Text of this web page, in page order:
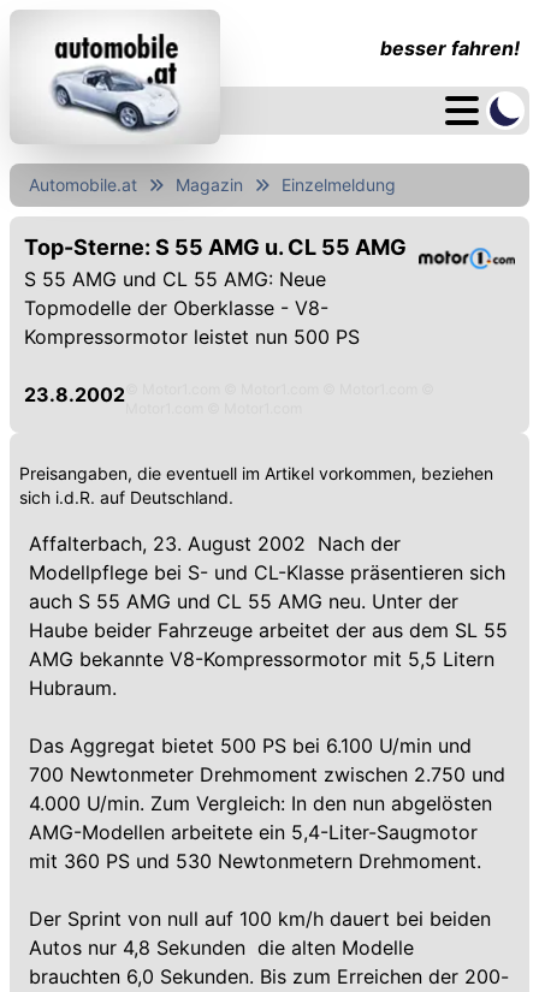
besser fahren!
Automobile.at Magazin Einzelmeldung
Top-Sterne: S 55 AMG u. CL 55 AMG
S 55 AMG und CL 55 AMG: Neue
Topmodelle der Oberklasse - V8-
Kompressormotor leistet nun 500 PS
23.8.2002
Preisangaben, die eventuell im Artikel vorkommen, beziehen
sich i.d.R. auf Deutschland.
Affalterbach, 23. August 2002  Nach der
Modellpflege bei S- und CL-Klasse präsentieren sich
auch S 55 AMG und CL 55 AMG neu. Unter der
Haube beider Fahrzeuge arbeitet der aus dem SL 55
AMG bekannte V8-Kompressormotor mit 5,5 Litern
Hubraum.
Das Aggregat bietet 500 PS bei 6.100 U/min und
700 Newtonmeter Drehmoment zwischen 2.750 und
4.000 U/min. Zum Vergleich: In den nun abgelösten
AMG-Modellen arbeitete ein 5,4-Liter-Saugmotor
mit 360 PS und 530 Newtonmetern Drehmoment.
Der Sprint von null auf 100 km/h dauert bei beiden
Autos nur 4,8 Sekunden  die alten Modelle
brauchten 6,0 Sekunden. Bis zum Erreichen der 200-